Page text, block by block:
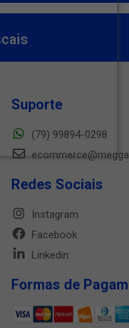
Suporte
(79) 99894-0298
Redes Sociais
Instagram
Facebook
Linkedin
Formas de